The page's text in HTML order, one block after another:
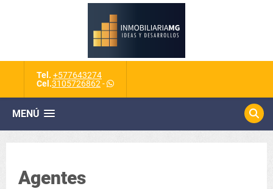
Tel. +577643274
Cel.3105726862 -
MENÚ
Agentes